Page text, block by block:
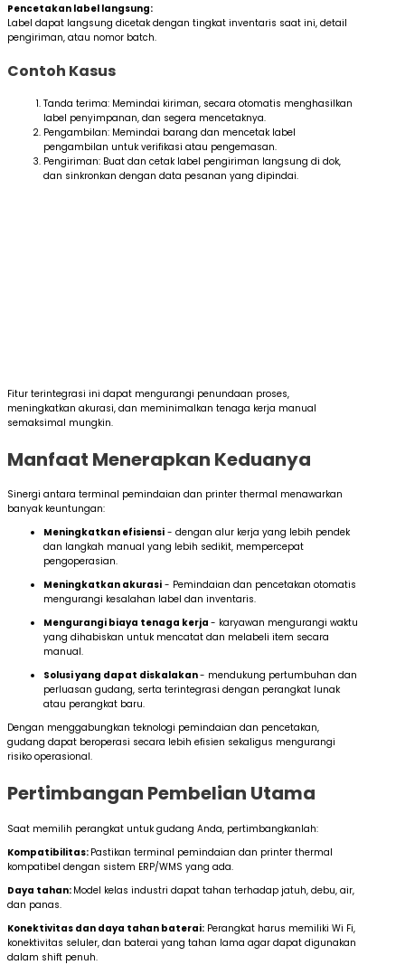
Pencetakan label langsung:
Label dapat langsung dicetak dengan tingkat inventaris saat ini, detail
pengiriman, atau nomor batch.
Contoh Kasus
Tanda terima: Memindai kiriman, secara otomatis menghasilkan
label penyimpanan, dan segera mencetaknya.
Pengambilan: Memindai barang dan mencetak label
pengambilan untuk verifikasi atau pengemasan.
Pengiriman: Buat dan cetak label pengiriman langsung di dok,
dan sinkronkan dengan data pesanan yang dipindai.
Fitur terintegrasi ini dapat mengurangi penundaan proses,
meningkatkan akurasi, dan meminimalkan tenaga kerja manual
semaksimal mungkin.
Manfaat Menerapkan Keduanya
Sinergi antara terminal pemindaian dan printer thermal menawarkan
banyak keuntungan:
Meningkatkan efisiensi - dengan alur kerja yang lebih pendek
dan langkah manual yang lebih sedikit, mempercepat
pengoperasian.
Meningkatkan akurasi - Pemindaian dan pencetakan otomatis
mengurangi kesalahan label dan inventaris.
Mengurangi biaya tenaga kerja - karyawan mengurangi waktu
yang dihabiskan untuk mencatat dan melabeli item secara
manual.
Solusi yang dapat diskalakan- mendukung pertumbuhan dan
perluasan gudang, serta terintegrasi dengan perangkat lunak
atau perangkat baru.
Dengan menggabungkan teknologi pemindaian dan pencetakan,
gudang dapat beroperasi secara lebih efisien sekaligus mengurangi
risiko operasional.
Pertimbangan Pembelian Utama
Saat memilih perangkat untuk gudang Anda, pertimbangkanlah:
Kompatibilitas: Pastikan terminal pemindaian dan printer thermal
kompatibel dengan sistem ERP/WMS yang ada.
Daya tahan: Model kelas industri dapat tahan terhadap jatuh, debu, air,
dan panas.
Konektivitas dan daya tahan baterai: Perangkat harus memiliki Wi Fi,
konektivitas seluler, dan baterai yang tahan lama agar dapat digunakan
dalam shift penuh.